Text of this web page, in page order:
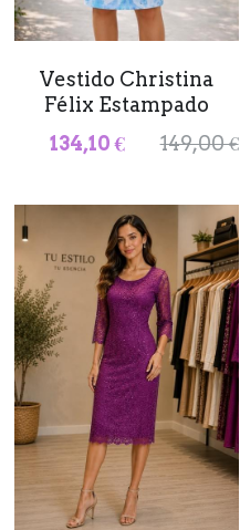
Desistimiento
Buscar
Vestido Christina
Félix Estampado
134,10 €
149,00 €
Olimara
Novedades